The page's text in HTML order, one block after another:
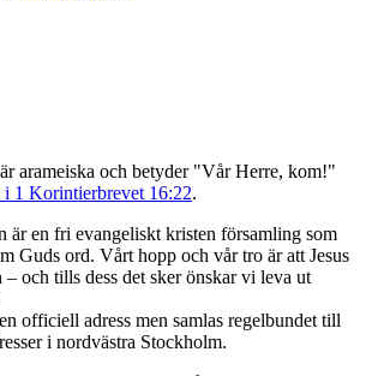
arameiska och betyder "Vår Herre, kom!"
1 Korintierbrevet 16:22.
är en fri evangeliskt kristen församling som
Guds ord. Vårt hopp och vår tro är att Jesus
– och tills dess det sker önskar vi leva ut
officiell adress men samlas regelbundet till
i nordvästra Stockholm.